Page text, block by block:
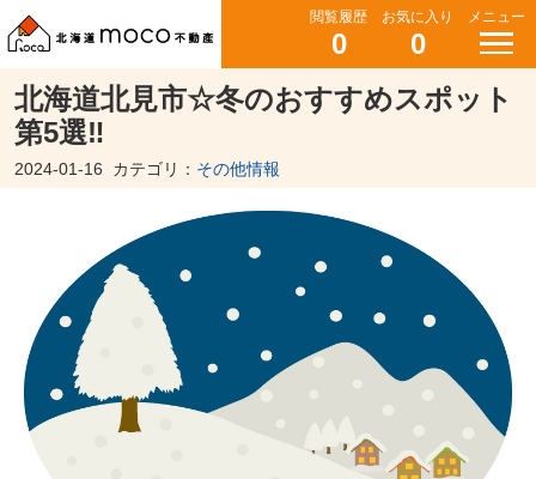
閲覧履歴
0
お気に入り
0
メニュー
北海道北見市☆冬のおすすめスポット
第5選‼
2024-01-16 カテゴリ： その他情報